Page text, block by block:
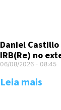
Daniel
IRB(Re) no
06/08/2026 08:45
Leia mais